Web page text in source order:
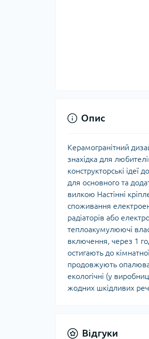
Опис
Керамогранітний
знахідка для
конструкторські
для основного та
вилкою Настінні
споживання
радіаторів або
теплоакумулюючі
включення, через 1
остигають до
продовжують
екологічні (у
жодних шкідливих
Відгуки